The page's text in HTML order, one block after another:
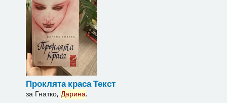
Проклята красаТекст
за Гнатко, Дарина.